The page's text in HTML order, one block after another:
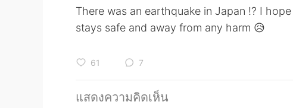
There was an earthquake in Japan !? I
stays safe and away from any harm 😥
61 7
แสดงความคิดเห็น